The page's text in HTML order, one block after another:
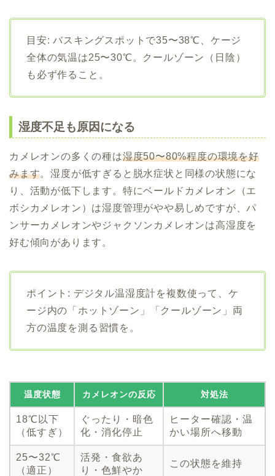
目安: バスキングスポットで35〜38℃、ケージ
全体の気温は25〜30℃。クールゾーン（日陰）
も必ず作ること。
湿度不足も原因になる
カメレオンの多くの種は湿度50〜80%程度の環境を好
みます。湿度が低すぎると脱水症状と同様の状態にな
り、活動が低下します。特にベールドカメレオン（エ
ボシカメレオン）は湿度管理がやや易しめですが、パ
ンサーカメレオンやジャクソンカメレオンは高湿度を
好む傾向があります。
ポイント: デジタル温湿度計を複数使って、ケ
ージ内の「ホットゾーン」「クールゾーン」両
方の温度を測る習慣を。
温度状態 カメレオンの反応 対処法
18℃以下
（低すぎ）
ぐったり・暗色
化・消化停止
ヒーター確認・温
かい場所へ移動
25〜32℃
（適正）
活発・食欲あ
り・色鮮やか
この状態を維持